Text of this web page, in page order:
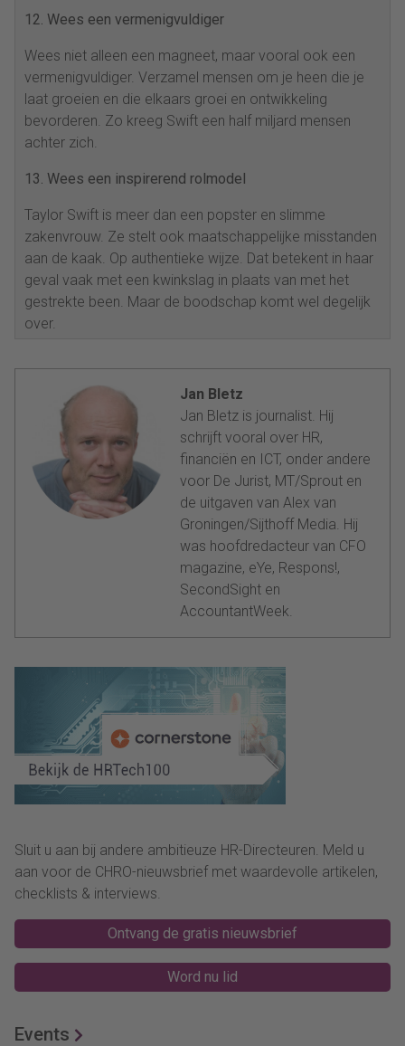
12. Wees een vermenigvuldiger
Wees niet alleen een magneet, maar vooral ook een
vermenigvuldiger. Verzamel mensen om je heen die je
laat groeien en die elkaars groei en ontwikkeling
bevorderen. Zo kreeg Swift een half miljard mensen
achter zich.
13. Wees een inspirerend rolmodel
Taylor Swift is meer dan een popster en slimme
zakenvrouw. Ze stelt ook maatschappelijke misstanden
aan de kaak. Op authentieke wijze. Dat betekent in haar
geval vaak met een kwinkslag in plaats van met het
gestrekte been. Maar de boodschap komt wel degelijk
over.
Jan Bletz
Jan Bletz is journalist. Hij
schrijft vooral over HR,
financiën en ICT, onder andere
voor De Jurist, MT/Sprout en
de uitgaven van Alex van
Groningen/Sijthoff Media. Hij
was hoofdredacteur van CFO
magazine, eYe, Respons!,
SecondSight en
AccountantWeek.
Sluit u aan bij andere ambitieuze HR-Directeuren. Meld u
aan voor de CHRO-nieuwsbrief met waardevolle artikelen,
checklists & interviews.
Ontvang de gratis nieuwsbrief
Word nu lid
Events